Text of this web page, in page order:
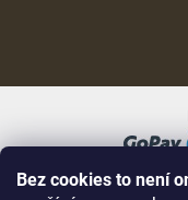
Bez cookies to není